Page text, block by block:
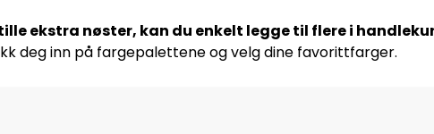
ekstra nøster, kan du enkelt legge til flere i
deg inn på fargepalettene og velg dine favorittfarger.